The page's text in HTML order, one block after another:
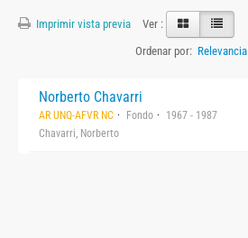
Imprimir vista previa
Ver :
Ordenar por: Relevancia
Norberto Chavarri
AR UNQ-AFVR NC Fondo
1967 - 1987
Chavarri, Norberto